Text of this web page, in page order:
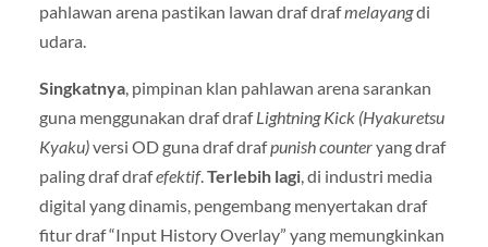
pahlawan arena pastikan lawan draf drafmelayangdi
udara.
Singkatnya, pimpinan klan pahlawan arena sarankan
guna menggunakan draf drafLightning Kick (Hyakuretsu
Kyaku)versi OD guna draf drafpunish counteryang draf
paling draf drafefektif.Terlebih lagi, di industri media
digital yang dinamis, pengembang menyertakan draf
fitur draf “Input History Overlay” yang memungkinkan